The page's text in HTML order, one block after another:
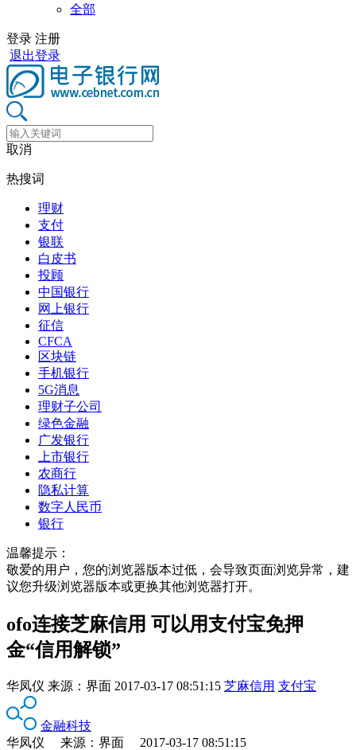
全部
登录 注册
退出登录
取消
热搜词
理财
支付
银联
白皮书
投顾
中国银行
网上银行
征信
CFCA
区块链
手机银行
5G消息
理财子公司
绿色金融
广发银行
上市银行
农商行
隐私计算
数字人民币
银行
温馨提示：
敬爱的用户，您的浏览器版本过低，会导致页面浏览异常，建
议您升级浏览器版本或更换其他浏览器打开。
ofo连接芝麻信用 可以用支付宝免押
金“信用解锁”
华凤仪 来源： 界面 2017-03-17 08:51:15 芝麻信用 支付宝
金融科技
华凤仪 来源：界面 2017-03-17 08:51:15